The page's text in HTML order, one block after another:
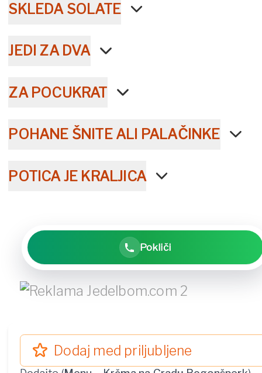
SKLEDA SOLATE
JEDI ZA DVA
ZA POCUKRAT
POHANE ŠNITE ALI PALAČINKE
POTICA JE KRALJICA
Pokliči
Dodaj med priljubljene